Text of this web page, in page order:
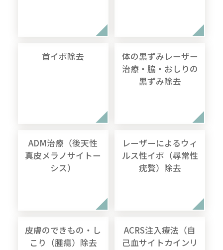
首イボ除去
体の黒ずみレーザー
治療・脇・おしりの
黒ずみ除去
ADM治療（後天性
真皮メラノサイトー
シス）
レーザーによるウィ
ルス性イボ（尋常性
疣贅）除去
皮膚のできもの・し
こり（腫瘍）除去
ACRS注入療法（自
己血サイトカインリ